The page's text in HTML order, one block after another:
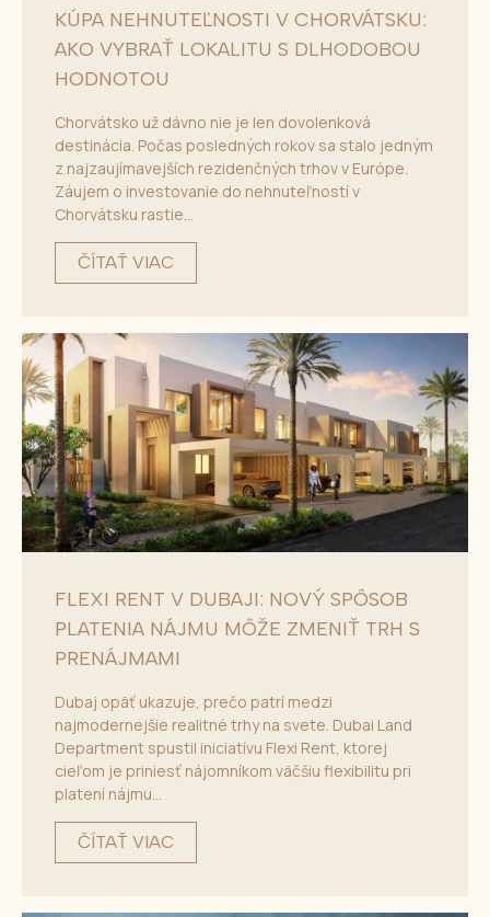
KÚPA NEHNUTEĽNOSTI V CHORVÁTSKU:
AKO VYBRAŤ LOKALITU S DLHODOBOU
HODNOTOU
Chorvátsko už dávno nie je len dovolenková
destinácia. Počas posledných rokov sa stalo jedným
z najzaujímavejších rezidenčných trhov v Európe.
Záujem o investovanie do nehnuteľností v
Chorvátsku rastie...
ČÍTAŤ VIAC
FLEXI RENT V DUBAJI: NOVÝ SPÔSOB
PLATENIA NÁJMU MÔŽE ZMENIŤ TRH S
PRENÁJMAMI
Dubaj opäť ukazuje, prečo patrí medzi
najmodernejšie realitné trhy na svete. Dubai Land
Department spustil iniciatívu Flexi Rent, ktorej
cieľom je priniesť nájomníkom väčšiu flexibilitu pri
platení nájmu...
ČÍTAŤ VIAC